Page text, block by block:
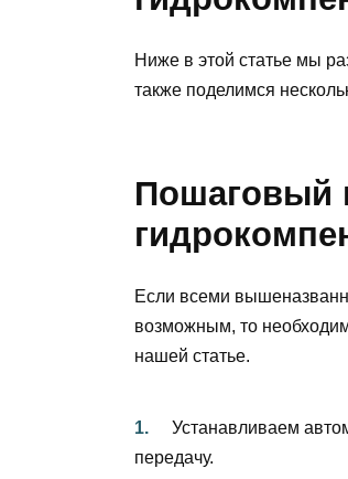
Ниже в этой статье мы
также поделимся
Пошаговый
Если всеми
возможным, то
нашей статье.
Устанавливаем
передачу.